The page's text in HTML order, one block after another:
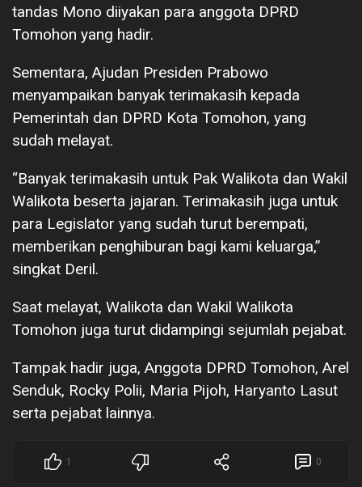
tandas Mono diiyakan para anggota DPRD
Tomohon yang hadir.
Sementara, Ajudan Presiden Prabowo
menyampaikan banyak terimakasih kepada
Pemerintah dan DPRD Kota Tomohon, yang
sudah melayat.
“Banyak terimakasih untuk Pak Walikota dan Wakil
Walikota beserta jajaran. Terimakasih juga untuk
para Legislator yang sudah turut berempati,
memberikan penghiburan bagi kami keluarga,”
singkat Deril.
Saat melayat, Walikota dan Wakil Walikota
Tomohon juga turut didampingi sejumlah pejabat.
Tampak hadir juga, Anggota DPRD Tomohon, Arel
Senduk, Rocky Polii, Maria Pijoh, Haryanto Lasut
serta pejabat lainnya.
1 0